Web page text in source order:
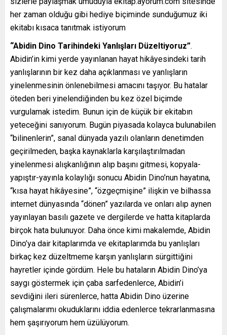
her zaman olduğu gibi hediye biçiminde sunduğumuz iki
ekitabı kısaca tanıtmak istiyorum
“Abidin Dino Tarihindeki Yanlışları Düzeltiyoruz”.
Abidin’in kimi yerde yayınlanan hayat hikâyesindeki tarih
yanlışlarının bir kez daha açıklanması ve yanlışların
yinelenmesinin önlenebilmesi amacını taşıyor. Bu hatalar
öteden beri yinelendiğinden bu kez özel biçimde
vurgulamak istedim. Bunun için de küçük bir ekitabın
yeteceğini sanıyorum. Bugün piyasada kolayca bulunabilen
“bilinenlerin”, sanal dünyada yazılı olanların denetimden
geçirilmeden, başka kaynaklarla karşılaştırılmadan
yinelenmesi alışkanlığının alıp başını gitmesi, kopyala-
yapıştır-yayınla kolaylığı sonucu Abidin Dino’nun hayatına,
“kısa hayat hikâyesine”, “özgeçmişine” ilişkin ve bilhassa
internet dünyasında “dönen” yazılarda ve onları alıp aynen
yayınlayan basılı gazete ve dergilerde ve hatta kitaplarda
birçok hata bulunuyor. Daha önce kimi makalemde, Abidin
Dino’ya dair kitaplarımda ve ekitaplarımda bu yanlışları
birkaç kez düzeltmeme karşın yanlışların sürgittiğini
hayretler içinde gördüm. Hele bu hataların Abidin Dino’ya
saygı göstermek için çaba sarfedenlerce, Abidin’i
sevdiğini ileri sürenlerce, hatta Abidin Dino üzerine
çalışmalarımı okuduklarını iddia edenlerce tekrarlanmasına
hem şaşırıyorum hem üzülüyorum.